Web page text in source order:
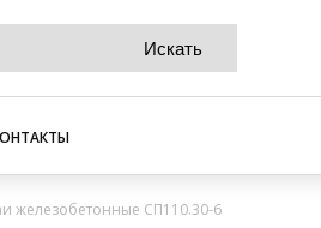
железобетонные СП110.30-6